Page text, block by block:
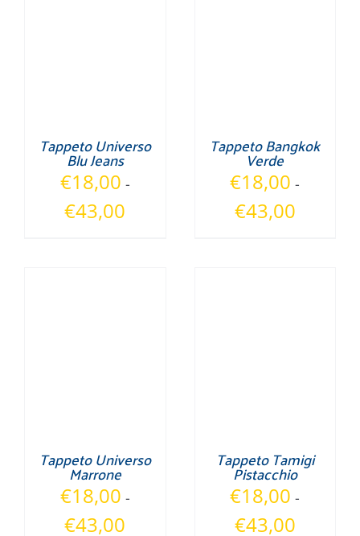
Tappeto Universo
Blu Jeans
€18,00 -
€43,00
Tappeto Bangkok
Verde
€18,00 -
€43,00Fascia
Tappeto Universo
Marrone
€18,00 -
€43,00
Tappeto Tamigi
Pistacchio
€18,00 -
€43,00Fascia